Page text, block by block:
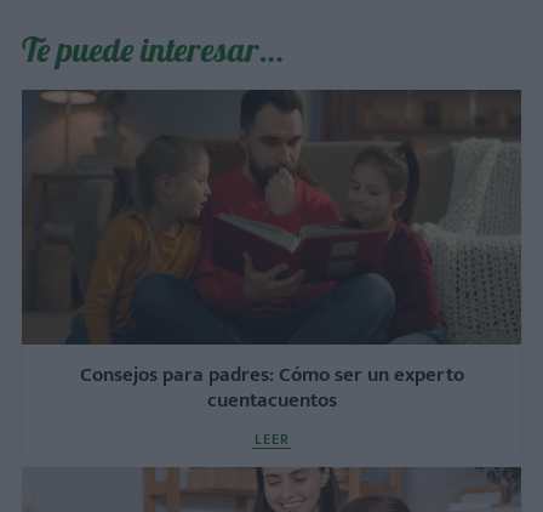
Te puede interesar…
Consejos para padres: Cómo ser un experto
cuentacuentos
LEER